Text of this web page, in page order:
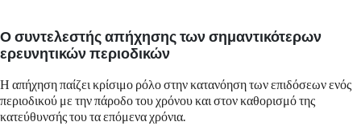
Ο συντελεστής απήχησης των σημαντικότερων
ερευνητικών περιοδικών
Η απήχηση παίζει κρίσιμο ρόλο στην κατανόηση των επιδόσεων ενός
περιοδικού με την πάροδο του χρόνου και στον καθορισμό της
κατεύθυνσής του τα επόμενα χρόνια.